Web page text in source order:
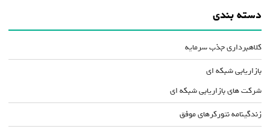
دسته بندی
کلاهبرداری جذب سرمایه
بازاریابی شبکه ای
شرکت های بازاریابی شبکه ای
زندگینامه نتورکرهای موفق